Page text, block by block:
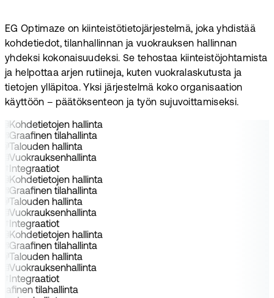
EG Optimaze on kiinteistötietojärjestelmä, joka yhdistää
kohdetiedot, tilanhallinnan ja vuokrauksen hallinnan
yhdeksi kokonaisuudeksi. Se tehostaa kiinteistöjohtamista
ja helpottaa arjen rutiineja, kuten vuokralaskutusta ja
tietojen ylläpitoa. Yksi järjestelmä koko organisaation
käyttöön – päätöksenteon ja työn sujuvoittamiseksi.
Kohdetietojen hallinta
Graafinen tilahallinta
Talouden hallinta
Vuokrauksenhallinta
Integraatiot
Kohdetietojen hallinta
Graafinen tilahallinta
Talouden hallinta
Vuokrauksenhallinta
Integraatiot
Kohdetietojen hallinta
Graafinen tilahallinta
Talouden hallinta
Vuokrauksenhallinta
Integraatiot
tilahallinta